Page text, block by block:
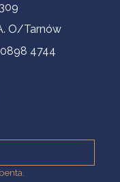
O/Tarnów
0898 4744